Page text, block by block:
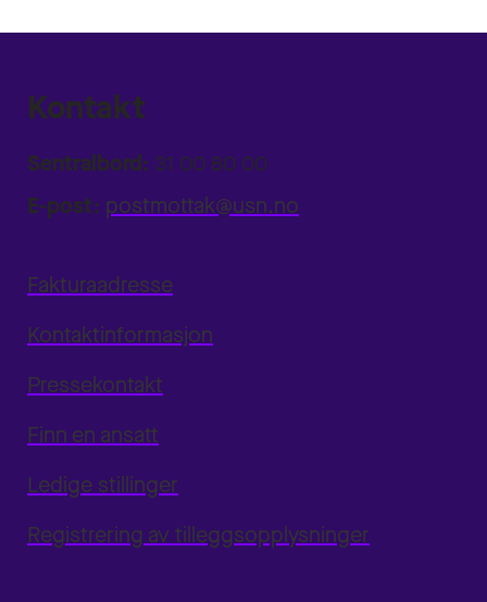
Kontakt
Sentralbord: 31 00 80 00
E-post: postmottak@usn.no
Fakturaadresse
Kontaktinformasjon
Pressekontakt
Finn en ansatt
Ledige stillinger
Registrering av tilleggsopplysninger